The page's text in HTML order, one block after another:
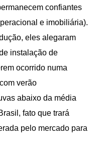
confiantes
e imobiliária).
eles alegaram
instalação de
ocorrido numa
verão
abaixo da média
fato que trará
pelo mercado para